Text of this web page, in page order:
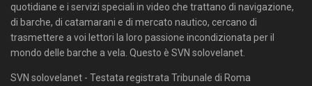
quotidiane e i servizi speciali in video che trattano di navigazione,
di barche, di catamarani e di mercato nautico, cercano di
trasmettere a voi lettori la loro passione incondizionata per il
mondo delle barche a vela. Questo è SVN solovelanet.
SVN solovelanet - Testata registrata Tribunale di Roma